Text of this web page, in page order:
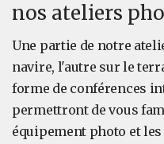
nos ateliers
Une partie de notre
navire, l'autre sur le
forme de conférences
permettront de vous
équipement photo et